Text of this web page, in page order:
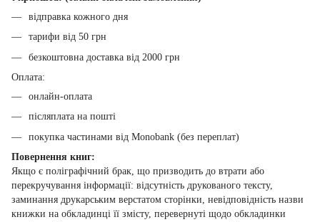
відправка кожного дня
тарифи від 50 грн
безкоштовна доставка від 2000 грн
Оплата:
онлайн-оплата
післяплата на пошті
покупка частинами від Monobank (без переплат)
Повернення книг:
Якщо є поліграфічний брак, що призводить до втрати або
перекручування інформації: відсутність друкованого тексту,
заминання друкарським верстатом сторінки, невідповідність назви
книжки на обкладинці її змісту, перевернуті щодо обкладинки